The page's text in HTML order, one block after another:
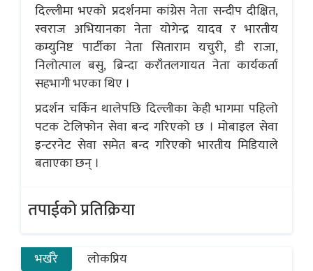
दिल्लीमा भएको प्रदर्शनमा कांग्रेस नेता सन्दीप दीक्षित,
स्वराज अभियानका नेता योगेन्द्र यादव र भारतीय
कम्युनिष्ट पार्टीका नेता सिताराम यचुरी, डी राजा,
निलोत्पाल बसु, ब्रिन्दा कराँतलगायत नेता कार्यकर्ता
सहभागी भएका थिए ।
प्रदर्शन चर्किन थालेपछि दिल्लीका केही भागमा पहिलो
पटक टेलिफोन सेवा बन्द गरिएको छ । मोबाइल सेवा
इन्टरनेट सेवा समेत बन्द गरिएको भारतीय मिडियाले
बताएका छन् ।
तपाईको प्रतिक्रिया
भर्खरै
लोकप्रिय